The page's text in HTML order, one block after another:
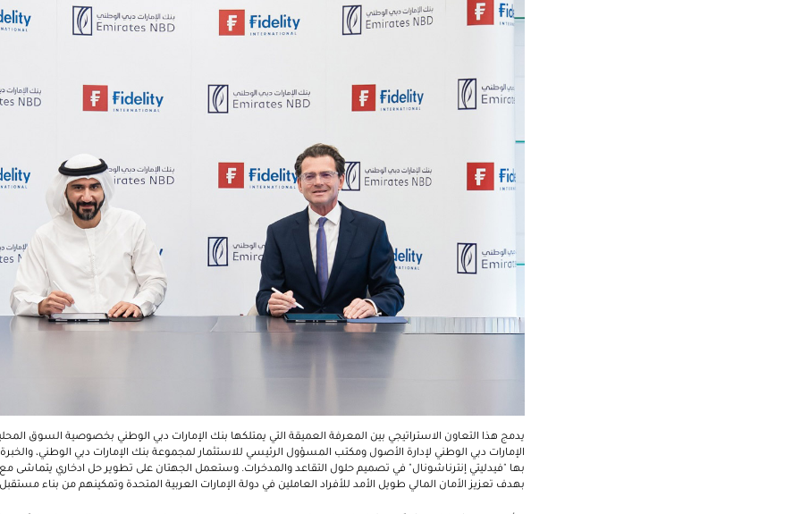
يدمج هذا التعاون الاستراتيجي بين المعرفة العميقة التي يمتلكها بنك الإمارات دبي الوطني بخصوصية السوق
الإمارات دبي الوطني لإدارة الأصول ومكتب المسؤول الرئيسي للاستثمار لمجموعة بنك الإمارات دبي الوطني،
بها "فيدليتي إنترناشونال" في تصميم حلول التقاعد والمدخرات. وستعمل الجهتان على تطوير حل ادخاري يتماشى مع
بهدف تعزيز الأمان المالي طويل الأمد للأفراد العاملين في دولة الإمارات العربية المتحدة وتمكينهم من بناء مستقبل